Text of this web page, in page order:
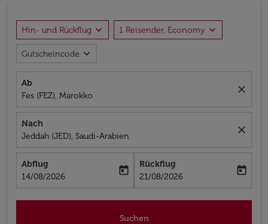
Hin- und Rückflug expand_more 1 Reisender, Economy expand_more
Gutscheincode expand_more
Ab
Fes (FEZ), Marokko
close
Nach
Jeddah (JED), Saudi-Arabien
close
Abflug
fc-booking-departure-date-aria-label
14/08/2026
today
Rückflug
fc-booking-return-date-aria-label
21/08/2026
today
Suchen